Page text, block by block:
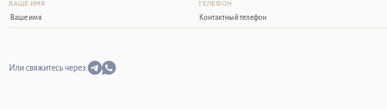
ВАШЕ ИМЯ ТЕЛЕФОН
Или свяжитесь через: